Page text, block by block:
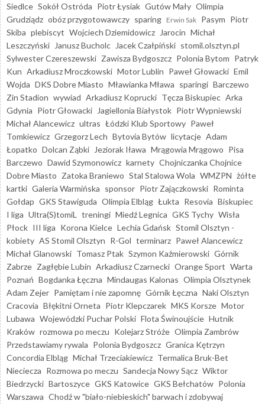
Siedlce Sokół Ostróda Piotr Łysiak Gutów Mały Olimpia
Grudziądz obóz przygotowawczy sparing Erwin Sak Pasym Piotr
Skiba plebiscyt Wojciech Dziemidowicz Jarocin Michał
Leszczyński
Janusz Bucholc Jacek Czałpiński stomil.olsztyn.pl
Sylwester Czereszewski Zawisza Bydgoszcz Polonia Bytom Patryk
Kun Arkadiusz Mroczkowski Motor Lublin Paweł Głowacki Emil
Wojda DKS Dobre Miasto Mławianka Mława sparingi Barczewo
Zin Stadion wywiad Arkadiusz Koprucki Tęcza Biskupiec Arka
Gdynia Piotr Głowacki Jagiellonia Białystok Piotr Wypniewski
Michał Alancewicz ultras Łódzki Klub Sportowy Paweł
Tomkiewicz Grzegorz Lech Bytovia Bytów licytacje Adam
Łopatko Dolcan Ząbki Jeziorak Iława Mrągowia Mrągowo Pisa
Barczewo Dawid Szymonowicz karnety Chojniczanka Chojnice
Dobre Miasto Zatoka Braniewo Stal Stalowa Wola WMZPN żółte
kartki Galeria Warmińska sponsor Piotr Zajączkowski Rominta
Gołdap GKS Stawiguda Olimpia Elbląg Łukta Resovia Biskupiec
I liga Ultra(S)tomiL treningi Miedź Legnica GKS Tychy Wisła
Płock III liga Korona Kielce Lechia Gdańsk Stomil Olsztyn -
kobiety AS Stomil Olsztyn R-Gol terminarz Paweł Alancewicz
Michał Glanowski Tomasz Ptak Szymon Kaźmierowski Górnik
Zabrze Zagłębie Lubin Arkadiusz Czarnecki Orange Sport Warta
Poznań Bogdanka Łęczna Mindaugas Kalonas Olimpia Olsztynek
Adam Zejer Pamiętam i nie zapomnę Górnik Łęczna Naki Olsztyn
Cracovia Błękitni Orneta Piotr Klepczarek MKS Korsze Motor
Lubawa Wojewódzki Puchar Polski Flota Świnoujście Hutnik
Kraków rozmowa po meczu Kolejarz Stróże Olimpia Zambrów
Przedstawiamy rywala Polonia Bydgoszcz Granica Kętrzyn
Concordia Elbląg Michał Trzeciakiewicz Termalica Bruk-Bet
Nieciecza Rozmowa po meczu Sandecja Nowy Sącz Wiktor
Biedrzycki Bartoszyce GKS Katowice GKS Bełchatów Polonia
Warszawa Chodź w "biało-niebieskich" barwach i zdobywaj